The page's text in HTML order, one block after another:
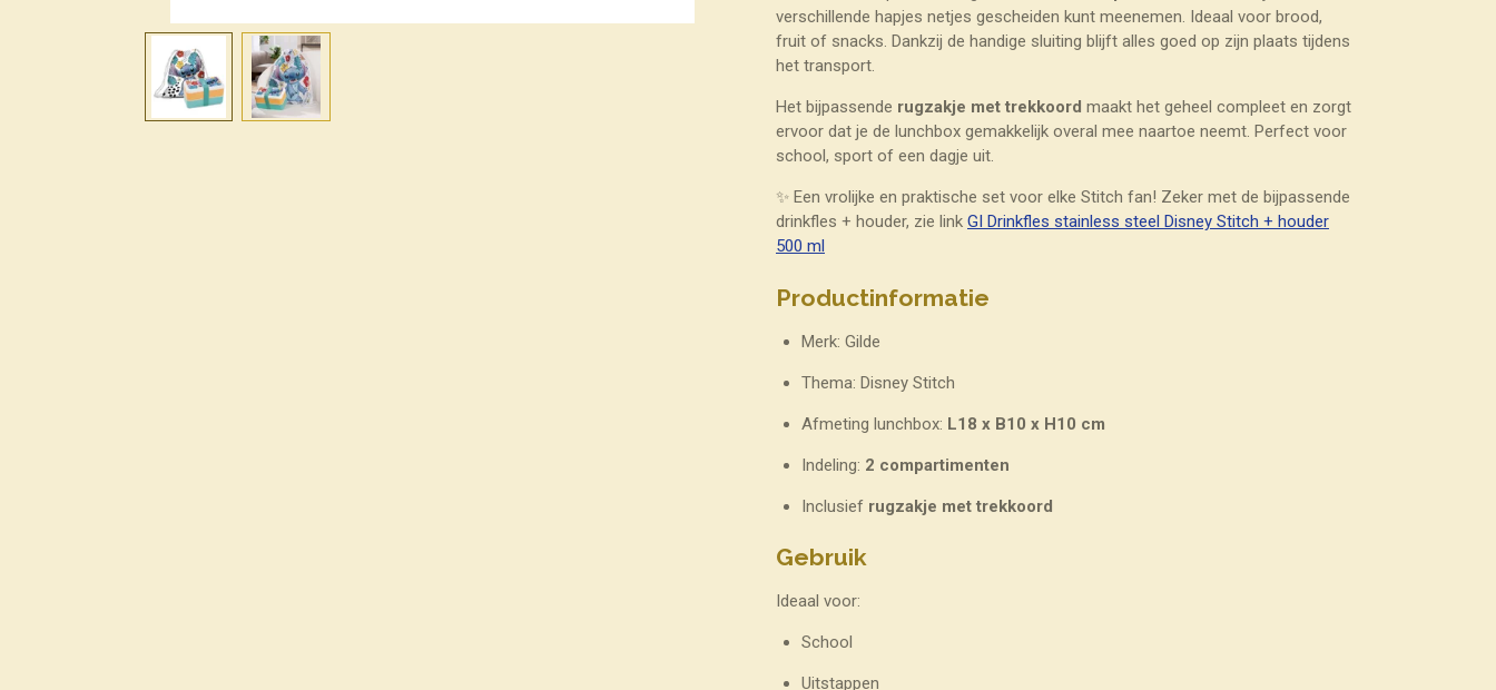
verschillende hapjes netjes gescheiden kunt meenemen. Ideaal voor brood,
fruit of snacks. Dankzij de handige sluiting blijft alles goed op zijn plaats tijdens
het transport.
Het bijpassende rugzakje met trekkoord maakt het geheel compleet en zorgt
ervoor dat je de lunchbox gemakkelijk overal mee naartoe neemt. Perfect voor
school, sport of een dagje uit.
✨ Een vrolijke en praktische set voor elke Stitch fan! Zeker met de bijpassende
drinkfles + houder, zie link GI Drinkfles stainless steel Disney Stitch + houder
500 ml
Productinformatie
Merk: Gilde
Thema: Disney Stitch
Afmeting lunchbox: L18 x B10 x H10 cm
Indeling: 2 compartimenten
Inclusief rugzakje met trekkoord
Gebruik
Ideaal voor:
School
Uitstappen